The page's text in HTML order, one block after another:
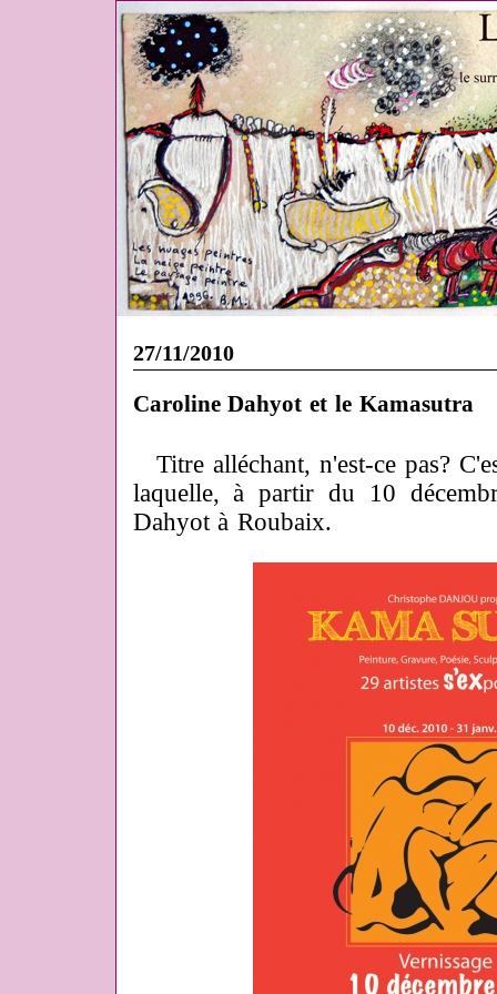
27/11/2010
Caroline Dahyot et le Kamasutra
Titre alléchant, n'est-ce pas?
laquelle, à partir du 10
Dahyot à Roubaix.